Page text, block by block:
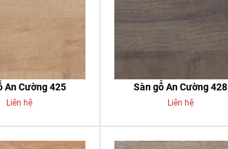
An Cường 425
Liên hệ
Sàn gỗ An Cường 428
Liên hệ